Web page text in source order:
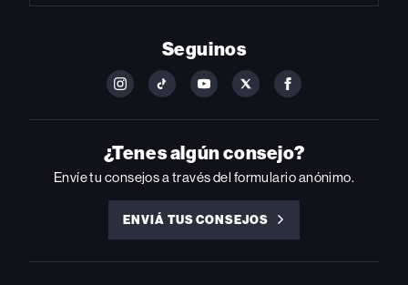
Seguinos
FOLLOW
ON
INSTAGRAM
FOLLOW
ON
YOUTUBE
FOLLOW
ON
YOUTUBE
FOLLOW
ON
FOLLOW
ON
FACEBOOK
¿Tenes algún consejo?
Envíe tu consejos a través del formulario anónimo.
ENVIÁ TUS CONSEJOS
ENVIÁ
CONSEJOS